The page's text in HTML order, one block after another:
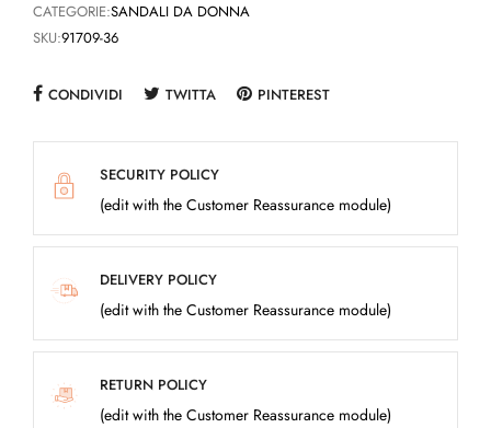
CATEGORIE:SANDALI DA DONNA
SKU:91709-36
CONDIVIDI TWITTA PINTEREST
SECURITY POLICY
(edit with the Customer Reassurance module)
DELIVERY POLICY
(edit with the Customer Reassurance module)
RETURN POLICY
(edit with the Customer Reassurance module)